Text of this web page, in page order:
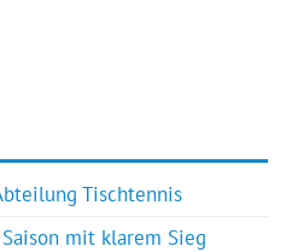
Tischtennis
mit klarem Sieg